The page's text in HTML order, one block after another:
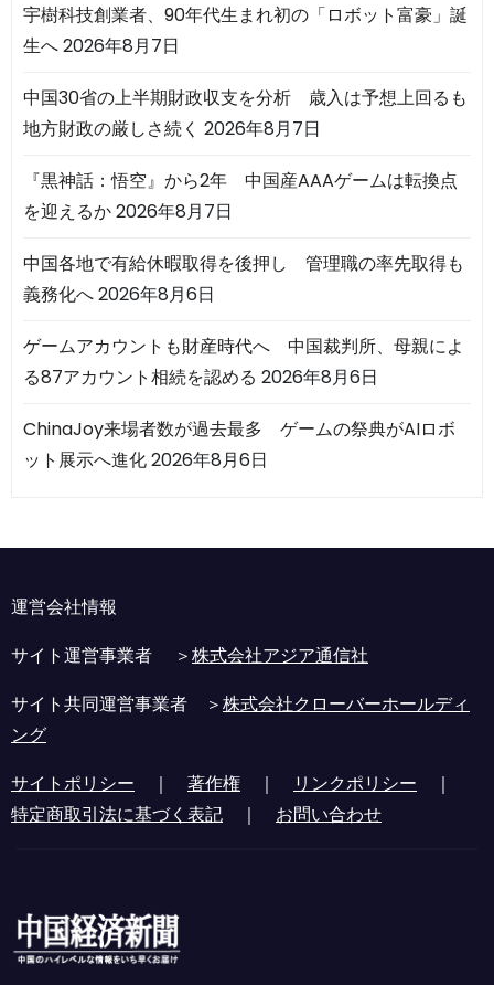
宇樹科技創業者、90年代生まれ初の「ロボット富豪」誕
生へ2026年8月7日
中国30省の上半期財政収支を分析 歳入は予想上回るも
地方財政の厳しさ続く 2026年8月7日
『黒神話：悟空』から2年 中国産AAAゲームは転換点
を迎えるか2026年8月7日
中国各地で有給休暇取得を後押し 管理職の率先取得も
義務化へ2026年8月6日
ゲームアカウントも財産時代へ 中国裁判所、母親によ
る87アカウント相続を認める 2026年8月6日
ChinaJoy来場者数が過去最多 ゲームの祭典がAIロボ
ット展示へ進化2026年8月6日
運営会社情報
サイト運営事業者 ＞株式会社アジア通信社
サイト共同運営事業者 ＞株式会社クローバーホールディ
ング
サイトポリシー ｜ 著作権 ｜ リンクポリシー ｜
特定商取引法に基づく表記 ｜ お問い合わせ